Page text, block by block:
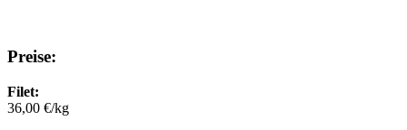
Preise:
Filet:
36,00 €/kg